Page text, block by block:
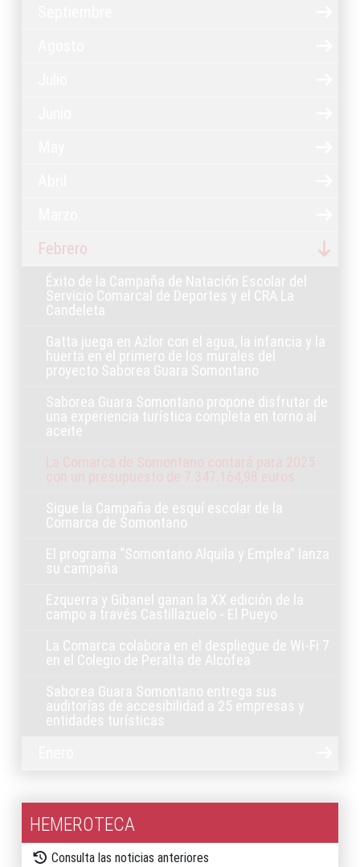
Febrero
Éxito de la Campaña de Natación Escolar del
Servicio Comarcal de Deportes y el CRA La
Candeleta
Gatta juega en Azlor con el agua, la infancia y la
huerta en el primero de los murales del
proyecto Saborea Guara Somontano
Saborea Guara Somontano propone disfrutar de
una experiencia turística completa en torno al
aceite
La Comarca de Somontano contará para 2025
con un presupuesto de 7.347.164,98 euros
Sigue la Campaña de esquí escolar de la
Comarca de Somontano
El programa “Somontano Alquila y Emplea” lanza
su campaña
Ezquerra y Gibanel ganan la XX edición de la
campo a través Castillazuelo - El Pueyo
La Comarca colabora en el despliegue de Wi-Fi 7
en el Colegio de Peralta de Alcofea
Saborea Guara Somontano entrega sus
auditorías de accesibilidad a 25 empresas y
entidades turísticas
HEMEROTECA
Consulta las noticias anteriores